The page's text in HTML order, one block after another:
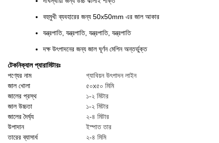
বহুমুখী ব্যবহারের জন্য 50x50mm এর জাল আকার
যন্ত্রপাতি, যন্ত্রপাতি, যন্ত্রপাতি, যন্ত্রপাতি
দক্ষ উৎপাদনের জন্য জাল ঘূর্ণন মেশিন অন্তর্ভুক্ত
টেকনিক্যাল প্যারামিটারঃ
পণ্যের নাম
গ্যাবিয়ন উৎপাদন লাইন
জাল খোলা
৫০x৫০ মিমি
জালের প্রস্থ
১-২ মিটার
জাল উচ্চতা
১-২ মিটার
জালের দৈর্ঘ্য
২-৪ মিটার
উপাদান
ইস্পাত তার
তারের ব্যাসার্ধ
২-৪ মিমি